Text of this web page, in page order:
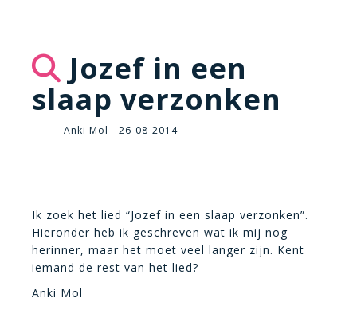
Jozef in een
slaap verzonken
Anki Mol - 26-08-2014
Ik zoek het lied “Jozef in een slaap verzonken”.
Hieronder heb ik geschreven wat ik mij nog
herinner, maar het moet veel langer zijn. Kent
iemand de rest van het lied?
Anki Mol